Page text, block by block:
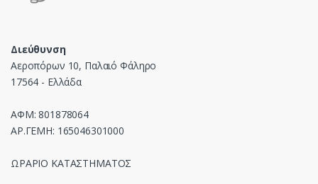
Διεύθυνση
Αεροπόρων 10, Παλαιό Φάληρο
17564 - Ελλάδα
ΑΦΜ: 801878064
ΑΡ.ΓΕΜΗ: 165046301000
ΩΡΑΡΙΟ ΚΑΤΑΣΤΗΜΑΤΟΣ